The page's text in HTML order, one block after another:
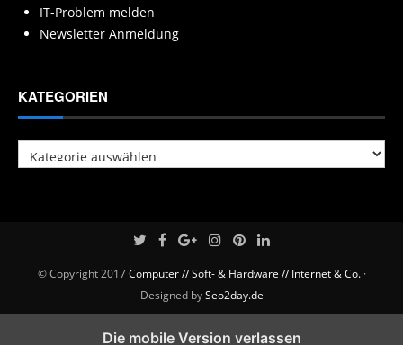
IT-Problem melden
Newsletter Anmeldung
KATEGORIEN
Kategorien
© Copyright 2017Computer // Soft- & Hardware // Internet & Co.·
Designed bySeo2day.de
Die mobile Version verlassen